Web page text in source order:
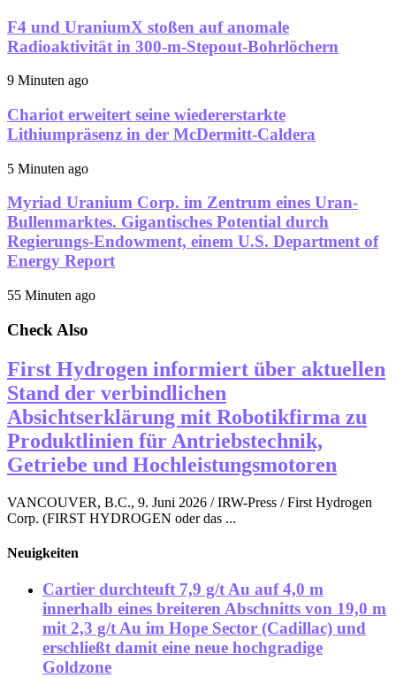
F4 und UraniumX stoßen auf anomale
Radioaktivität in 300-m-Stepout-Bohrlöchern
9 Minuten ago
Chariot erweitert seine wiedererstarkte
Lithiumpräsenz in der McDermitt-Caldera
5 Minuten ago
Myriad Uranium Corp. im Zentrum eines Uran-
Bullenmarktes. Gigantisches Potential durch
Regierungs-Endowment, einem U.S. Department of
Energy Report
55 Minuten ago
Check Also
First Hydrogen informiert über aktuellen
Stand der verbindlichen
Absichtserklärung mit Robotikfirma zu
Produktlinien für Antriebstechnik,
Getriebe und Hochleistungsmotoren
VANCOUVER, B.C., 9. Juni 2026 / IRW-Press / First Hydrogen
Corp. (FIRST HYDROGEN oder das ...
Neuigkeiten
Cartier durchteuft 7,9 g/t Au auf 4,0 m
innerhalb eines breiteren Abschnitts von 19,0 m
mit 2,3 g/t Au im Hope Sector (Cadillac) und
erschließt damit eine neue hochgradige
Goldzone